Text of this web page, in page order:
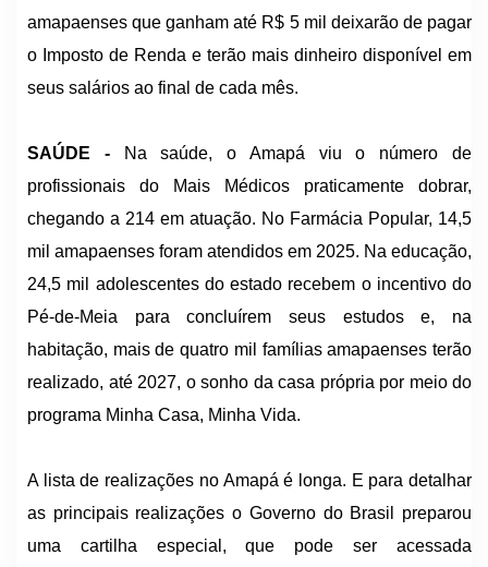
amapaenses que ganham até R$ 5 mil deixarão de pagar
o Imposto de Renda e terão mais dinheiro disponível em
seus salários ao final de cada mês.
SAÚDE -Na saúde, o Amapá viu o número de
profissionais do Mais Médicos praticamente dobrar,
chegando a 214 em atuação. No Farmácia Popular, 14,5
mil amapaenses foram atendidos em 2025. Na educação,
24,5 mil adolescentes do estado recebem o incentivo do
Pé-de-Meia para concluírem seus estudos e, na
habitação, mais de quatro mil famílias amapaenses terão
realizado, até 2027, o sonho da casa própria por meio do
programa Minha Casa, Minha Vida.
A lista de realizações no Amapá é longa. E para detalhar
as principais realizações o Governo do Brasil preparou
uma cartilha especial, que pode ser acessada